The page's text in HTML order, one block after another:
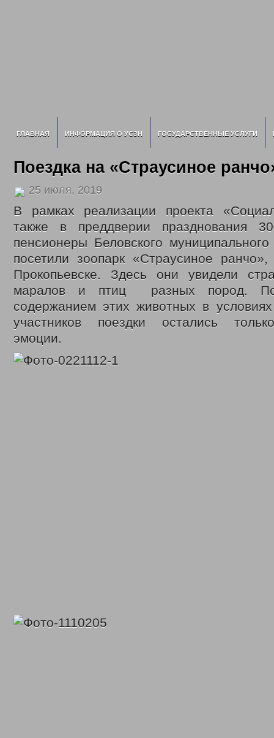
ГЛАВНАЯ ИНФОРМАЦИЯ О УСЗН ГОСУДАРСТВЕННЫЕ УСЛУГИ
Поездка на «Страусиное
25 июля, 2019
В рамках реализации проекта
также в преддверии празднования
пенсионеры Беловского
посетили зоопарк «Страусиное
Прокопьевске. Здесь они увидели
маралов и птиц разных пород.
содержанием этих животных в
участников поездки остались
эмоции.